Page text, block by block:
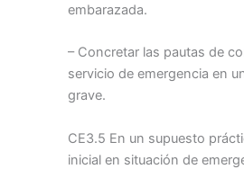
embarazada.
– Concretar las pautas de
servicio de emergencia en
grave.
CE3.5 En un supuesto
inicial en situación de